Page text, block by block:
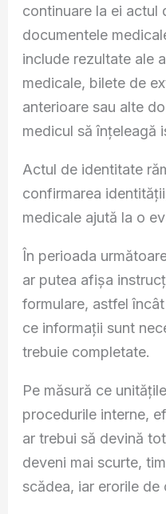
continuare la ei actul
documentele
include rezultate ale
medicale, bilete de
anterioare sau alte
medicul să înțeleagă
Actul de identitate
confirmarea
medicale ajută la o
În perioada
ar putea afișa
formulare, astfel
ce informații sunt
trebuie completate.
Pe măsură ce
procedurile interne,
ar trebui să devină
deveni mai scurte,
scădea, iar erorile